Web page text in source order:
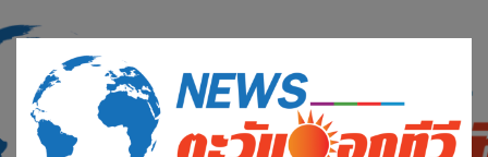
to
content